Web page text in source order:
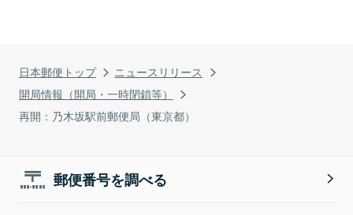
日本郵便トップ
ニュースリリース
開局情報（開局・一時閉鎖等）
再開：乃木坂駅前郵便局（東京都）
郵便番号を調べる